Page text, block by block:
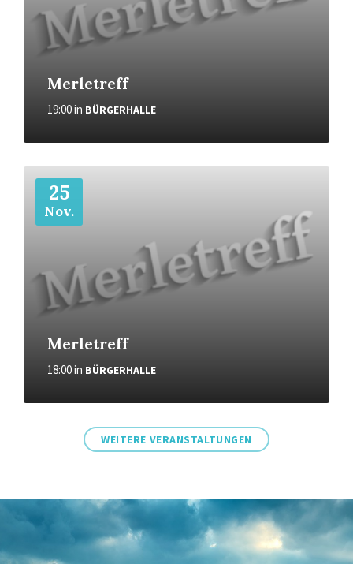
Merletreff
19:00in BÜRGERHALLE
25
Nov.
Merletreff
18:00in BÜRGERHALLE
Weiter
WEITERE VERANSTALTUNGEN